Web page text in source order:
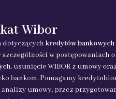
Wibor
dotyczących kredytów bankowych
szczególności w postępowaniach o
, usunięcie WIBOR z umowy
bankom. Pomagamy
umowy, przez